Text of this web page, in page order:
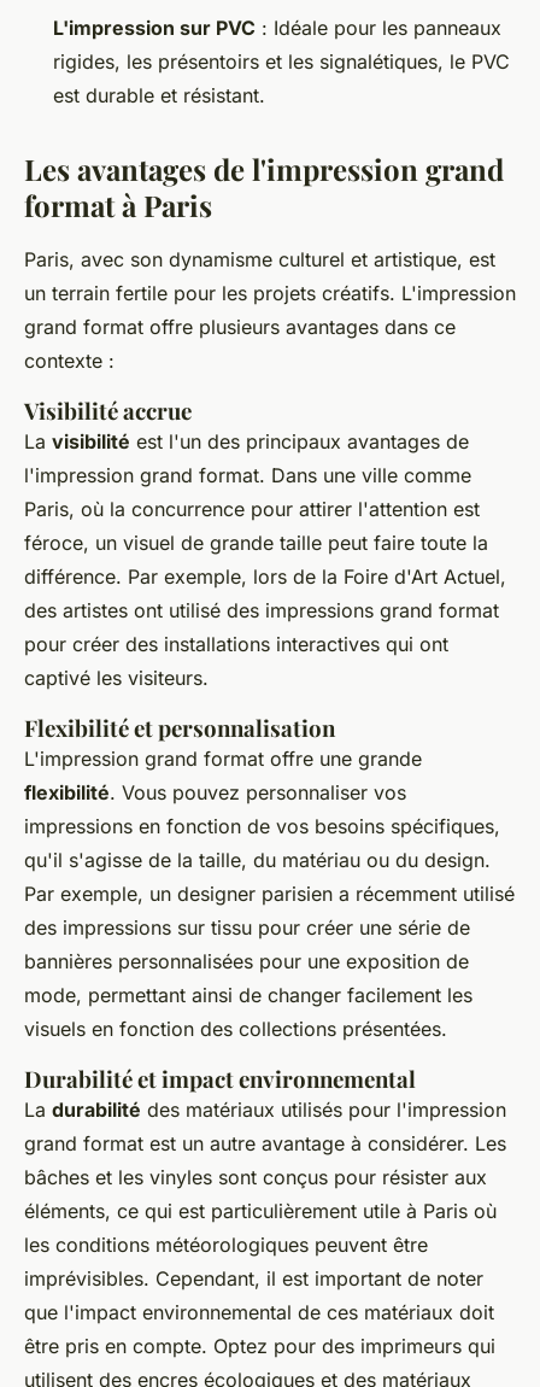
L'impression sur PVC : Idéale pour les panneaux
rigides, les présentoirs et les signalétiques, le PVC
est durable et résistant.
Les avantages de l'impression grand
format à Paris
Paris, avec son dynamisme culturel et artistique, est
un terrain fertile pour les projets créatifs. L'impression
grand format offre plusieurs avantages dans ce
contexte :
Visibilité accrue
La visibilité est l'un des principaux avantages de
l'impression grand format. Dans une ville comme
Paris, où la concurrence pour attirer l'attention est
féroce, un visuel de grande taille peut faire toute la
différence. Par exemple, lors de la Foire d'Art Actuel,
des artistes ont utilisé des impressions grand format
pour créer des installations interactives qui ont
captivé les visiteurs.
Flexibilité et personnalisation
L'impression grand format offre une grande
flexibilité. Vous pouvez personnaliser vos
impressions en fonction de vos besoins spécifiques,
qu'il s'agisse de la taille, du matériau ou du design.
Par exemple, un designer parisien a récemment utilisé
des impressions sur tissu pour créer une série de
bannières personnalisées pour une exposition de
mode, permettant ainsi de changer facilement les
visuels en fonction des collections présentées.
Durabilité et impact environnemental
La durabilité des matériaux utilisés pour l'impression
grand format est un autre avantage à considérer. Les
bâches et les vinyles sont conçus pour résister aux
éléments, ce qui est particulièrement utile à Paris où
les conditions météorologiques peuvent être
imprévisibles. Cependant, il est important de noter
que l'impact environnemental de ces matériaux doit
être pris en compte. Optez pour des imprimeurs qui
utilisent des encres écologiques et des matériaux